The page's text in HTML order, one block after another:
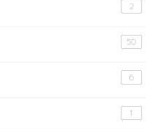
2
50
6
1